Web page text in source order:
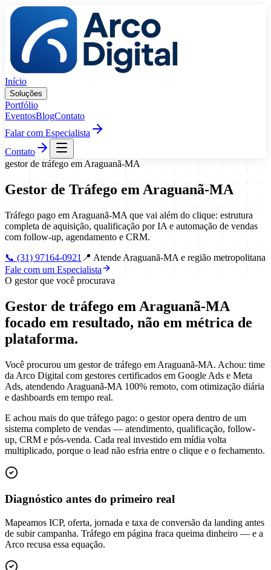
Pular para o conteúdo
Início
Soluções
Portfólio
EventosBlogContato
Falar com Especialista
Contato
gestor de tráfego em Araguanã-MA
Gestor de Tráfego em Araguanã-MA
Tráfego pago em Araguanã-MA que vai além do clique: estrutura
completa de aquisição, qualificação por IA e automação de vendas
com follow-up, agendamento e CRM.
📞 (31) 97164-0921 📍 Atende Araguanã-MA e região metropolitana
Fale com um Especialista
O gestor que você procurava
Gestor de tráfego em Araguanã-MA
focado em resultado, não em métrica de
plataforma.
Você procurou um gestor de tráfego em Araguanã-MA. Achou: time
da Arco Digital com gestores certificados em Google Ads e Meta
Ads, atendendo Araguanã-MA 100% remoto, com otimização diária
e dashboards em tempo real.
E achou mais do que tráfego pago: o gestor opera dentro de um
sistema completo de vendas — atendimento, qualificação, follow-
up, CRM e pós-venda. Cada real investido em mídia volta
multiplicado, porque o lead não esfria entre o clique e o fechamento.
Diagnóstico antes do primeiro real
Mapeamos ICP, oferta, jornada e taxa de conversão da landing antes
de subir campanha. Tráfego em página fraca queima dinheiro — e a
Arco recusa essa equação.